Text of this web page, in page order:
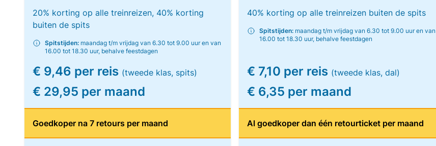
20% korting op alle treinreizen, 40% korting
buiten de spits
Spitstijden: maandag t/m vrijdag van 6.30 tot 9.00 uur en van
16.00 tot 18.30 uur, behalve feestdagen
€ 9,46 per reis (tweede klas, spits)
€ 29,95 per maand
Goedkoper na 7 retours per maand
40% korting op alle treinreizen buiten de spits
Spitstijden: maandag t/m vrijdag van 6.30 tot 9.00 uur en van
16.00 tot 18.30 uur, behalve feestdagen
€ 7,10 per reis (tweede klas, dal)
€ 6,35 per maand
Al goedkoper dan één retourticket per maand